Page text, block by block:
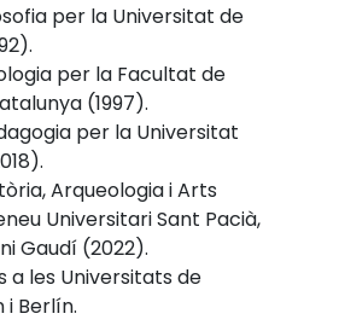
per la Universitat de
per la Facultat de
(1997).
per la Universitat
Arqueologia i Arts
Universitari Sant Pacià,
Gaudí (2022).
a les Universitats de
i Berlín.